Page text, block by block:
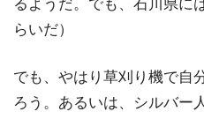
るようだ。でも、石川県に
らいだ）
でも、やはり草刈り機で自
ろう。あるいは、シルバー